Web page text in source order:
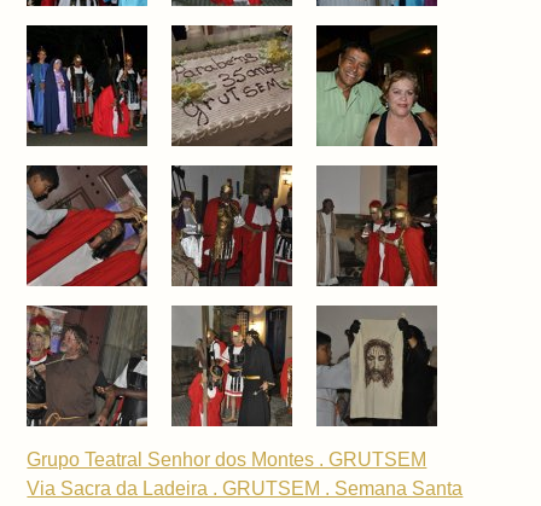
Grupo Teatral Senhor dos Montes . GRUTSEM
Via Sacra da Ladeira . GRUTSEM . Semana Santa